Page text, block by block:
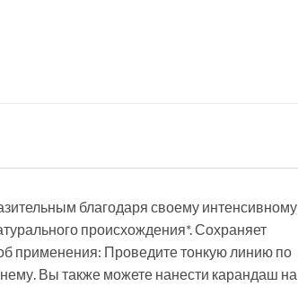
благодаря своему интенсивному
происхождения*. Сохраняет
применения: Проведите тонкую линию по
Вы также можете нанести карандаш на